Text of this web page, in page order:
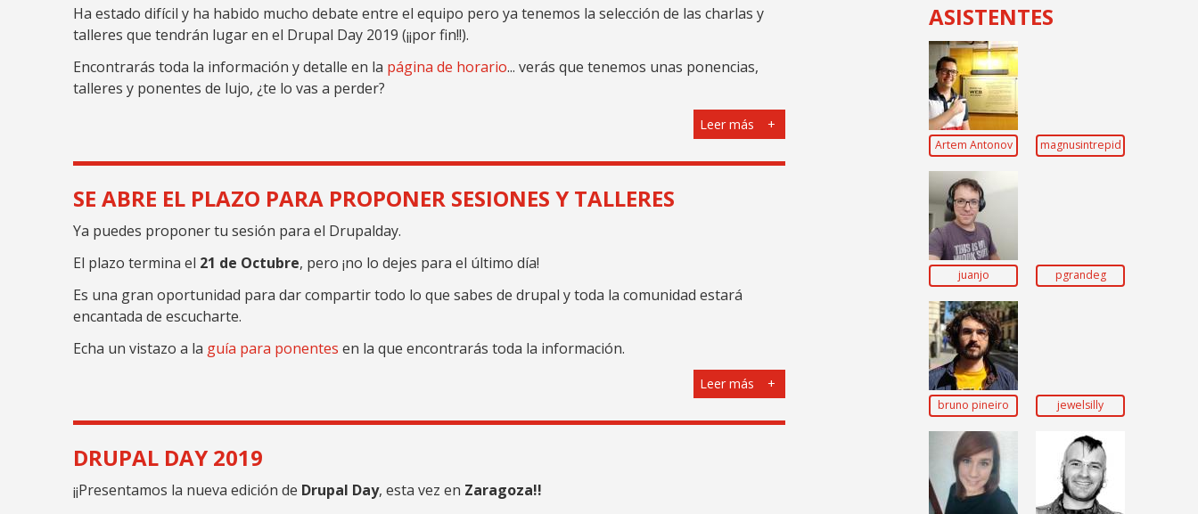
Ha estado difícil y ha habido mucho debate entre el equipo pero ya tenemos la selección de las charlas y
talleres que tendrán lugar en el Drupal Day 2019 (¡¡por fin!!).
Encontrarás toda la información y detalle en la página de horario... verás que tenemos unas ponencias,
talleres y ponentes de lujo, ¿te lo vas a perder?
Leer más
SE ABRE EL PLAZO PARA PROPONER SESIONES Y TALLERES
Ya puedes proponer tu sesión para el Drupalday.
El plazo termina el 21 de Octubre, pero ¡no lo dejes para el último día!
Es una gran oportunidad para dar compartir todo lo que sabes de drupal y toda la comunidad estará
encantada de escucharte.
Echa un vistazo a la guía para ponentes en la que encontrarás toda la información.
Leer más
DRUPAL DAY 2019
¡¡Presentamos la nueva edición de Drupal Day, esta vez en Zaragoza!!
ASISTENTES
Artem Antonov magnusintrepid
juanjo pgrandeg
bruno pineiro jewelsilly